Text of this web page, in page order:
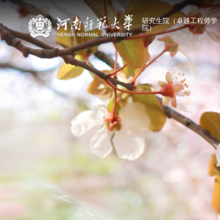
研究生院（卓越工程师学
院）